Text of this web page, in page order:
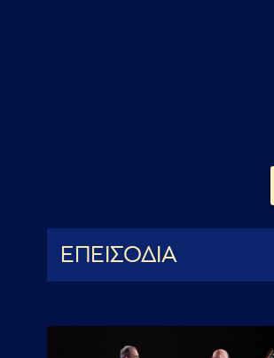
ΕΠΕΙΣΟΔΙΑ